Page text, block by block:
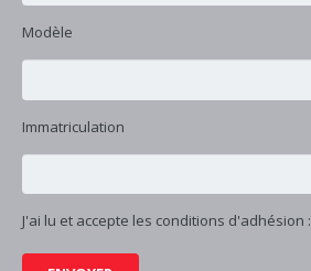
Modèle
Immatriculation
J'ai lu et accepte les conditions d'adhésion :